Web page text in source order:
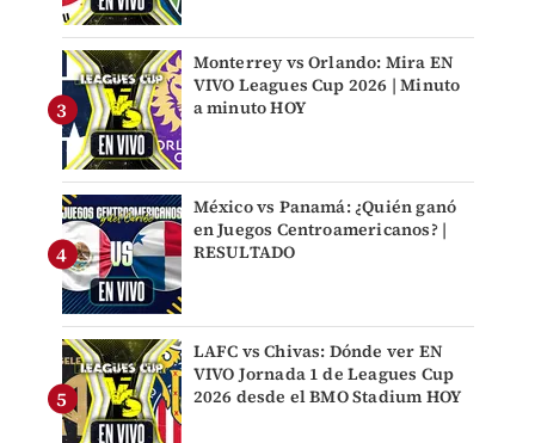
Monterrey vs Orlando: Mira EN
VIVO Leagues Cup 2026 | Minuto
a minuto HOY
México vs Panamá: ¿Quién ganó
en Juegos Centroamericanos? |
RESULTADO
LAFC vs Chivas: Dónde ver EN
VIVO Jornada 1 de Leagues Cup
2026 desde el BMO Stadium HOY